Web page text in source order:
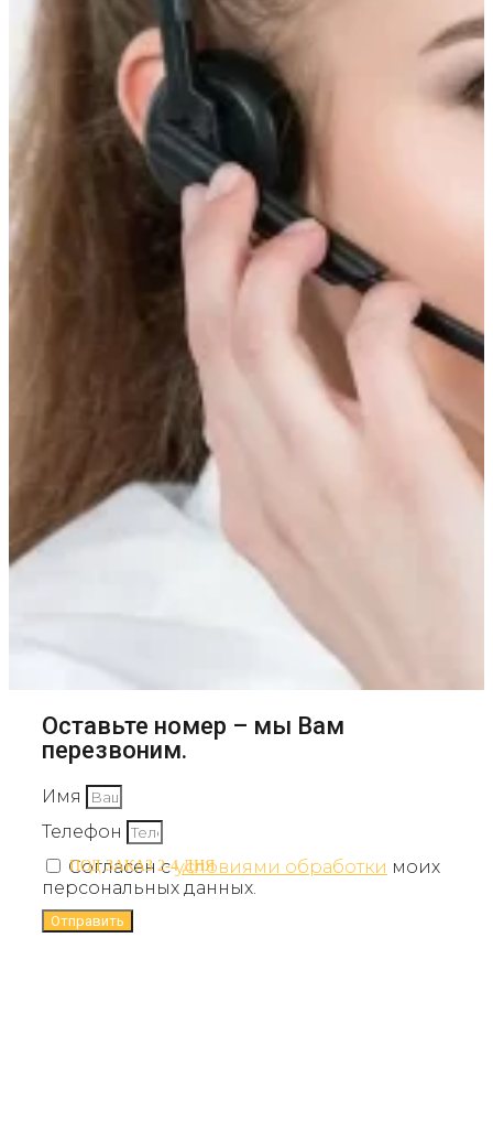
ПОД ЗАКАЗ 2-4 ДНЯ
Оставьте номер – мы Вам
перезвоним.
Имя
Телефон
Согласен сусловиями обработки моих
персональных данных.
Отправить